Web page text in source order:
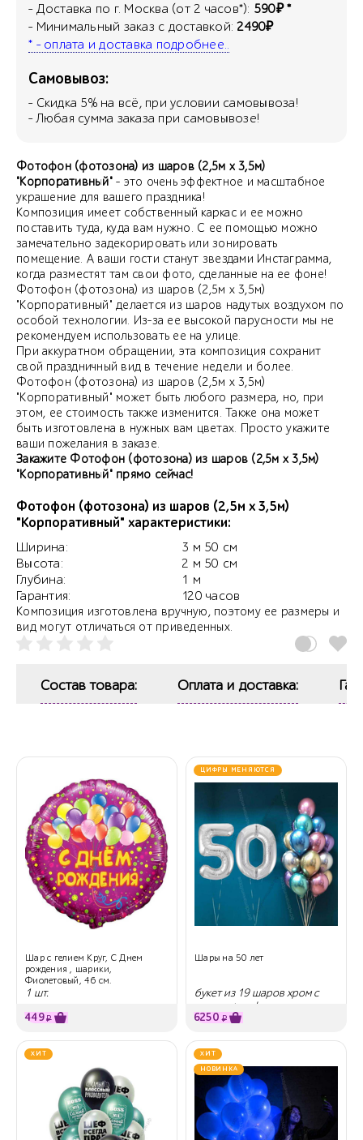
- Доставка по г. Москва (от 2 часов*): 590₽ *
- Минимальный заказ с доставкой:2490₽
* - оплата и доставка подробнее..
Самовывоз:
- Скидка 5% на всё, при условии самовывоза!
- Любая сумма заказа при самовывозе!
Фотофон (фотозона) из шаров (2,5м х 3,5м)
"Корпоративный"- это очень эффектное и масштабное
украшение для вашего праздника!
Композиция имеет собственный каркас и ее можно
поставить туда, куда вам нужно. С ее помощью можно
замечательно задекорировать или зонировать
помещение. А ваши гости станут звездами Инстаграмма,
когда разместят там свои фото, сделанные на ее фоне!
Фотофон (фотозона) из шаров (2,5м х 3,5м)
"Корпоративный" делается из шаров надутых воздухом по
особой технологии. Из-за ее высокой парусности мы не
рекомендуем использовать ее на улице.
При аккуратном обращении, эта композиция сохранит
свой праздничный вид в течение недели и более.
Фотофон (фотозона) из шаров (2,5м х 3,5м)
"Корпоративный" может быть любого размера, но, при
этом, ее стоимость также изменится. Также она может
быть изготовлена в нужных вам цветах. Просто укажите
ваши пожелания в заказе.
Закажите Фотофон (фотозона) из шаров (2,5м х 3,5м)
"Корпоративный" прямо сейчас!
Фотофон (фотозона) из шаров (2,5м х 3,5м)
"Корпоративный" характеристики:
Ширина:
Высота:
Глубина:
Гарантия:
3 м 50 см
2 м 50 см
1 м
120 часов
Композиция изготовлена вручную, поэтому ее размеры и
вид могут отличаться от приведенных.
Состав товара: Оплата и доставка:
Шар с гелием Круг, С Днем
рождения , шарики,
Фиолетовый, 46 см.
1 шт.
449₽
ЦИФРЫ МЕНЯЮТСЯ
Шары на 50 лет
букет из 19 шаров хром с
гелием + цифры
6250 ₽
ХИТ ХИТ
НОВИНКА